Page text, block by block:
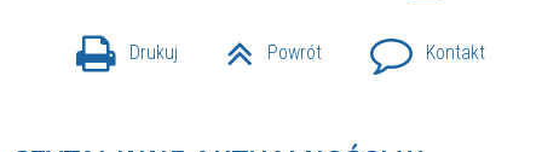
Drukuj Powrót Kontakt